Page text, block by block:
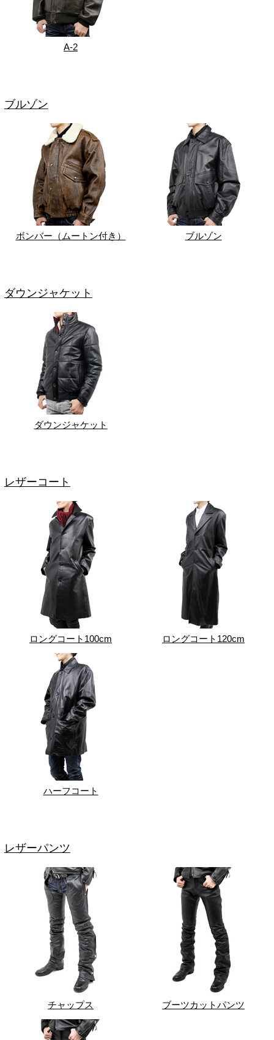
A-2
ブルゾン
ボンバー（ムートン付き） ブルゾン
ダウンジャケット
ダウンジャケット
レザーコート
ロングコート100cm ロングコート120cm
ハーフコート
レザーパンツ
チャップス ブーツカットパンツ